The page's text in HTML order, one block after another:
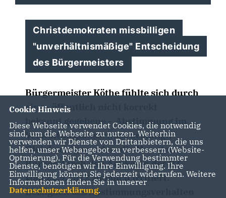
Christdemokraten missbilligen
"unverhältnismäßige" Entscheidung
des Bürgermeisters
Bürgermeister Köthe fühlte sich durch
eine - öffentlich nicht korrekt
bekannt gegebene - Abstimmung im
Verwaltungsausschuss bestätigt.
Gleichzeitig wurden die Munsteraner
Bürger durch den Artikel in der BZ
vom 22.9.2012 ziemlich irritiert.
Bezüglich des Abstimmungsverhalten
Cookie Hinweis
Diese Webseite verwendet Cookies, die notwendig
sind, um die Webseite zu nutzen. Weiterhin
verwenden wir Dienste von Drittanbietern, die uns
helfen, unser Webangebot zu verbessern (Website-
Optmierung). Für die Verwendung bestimmter
Dienste, benötigen wir Ihre Einwilligung. Ihre
Einwilligung können Sie jederzeit widerrufen. Weitere
Informationen finden Sie in unserer
Datenschutzerklärung.